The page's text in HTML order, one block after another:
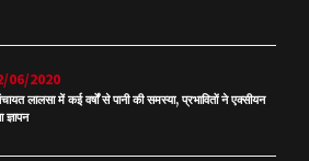
06/2020
लालसा में कई वर्षों से पानी की समस्या, प्रभावितों ने एक्सीयन
ज्ञापन